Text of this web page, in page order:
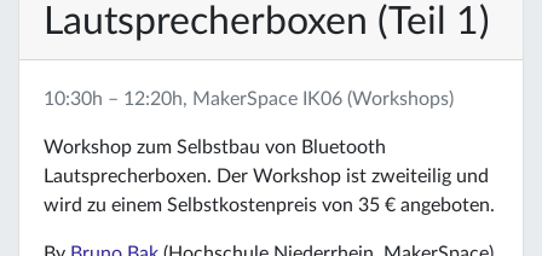
Lautsprecherboxen (Teil 1)
10:30h – 12:20h, MakerSpace IK06 (Workshops)
Workshop zum Selbstbau von Bluetooth
Lautsprecherboxen. Der Workshop ist zweiteilig und
wird zu einem Selbstkostenpreis von 35 € angeboten.